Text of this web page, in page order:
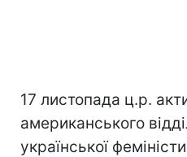
17 листопада ц.р.
американського
української